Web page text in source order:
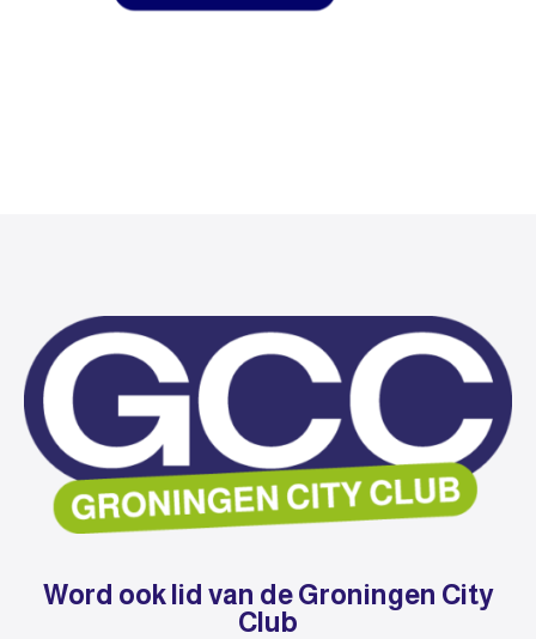
Word ook lid van de Groningen City
Club